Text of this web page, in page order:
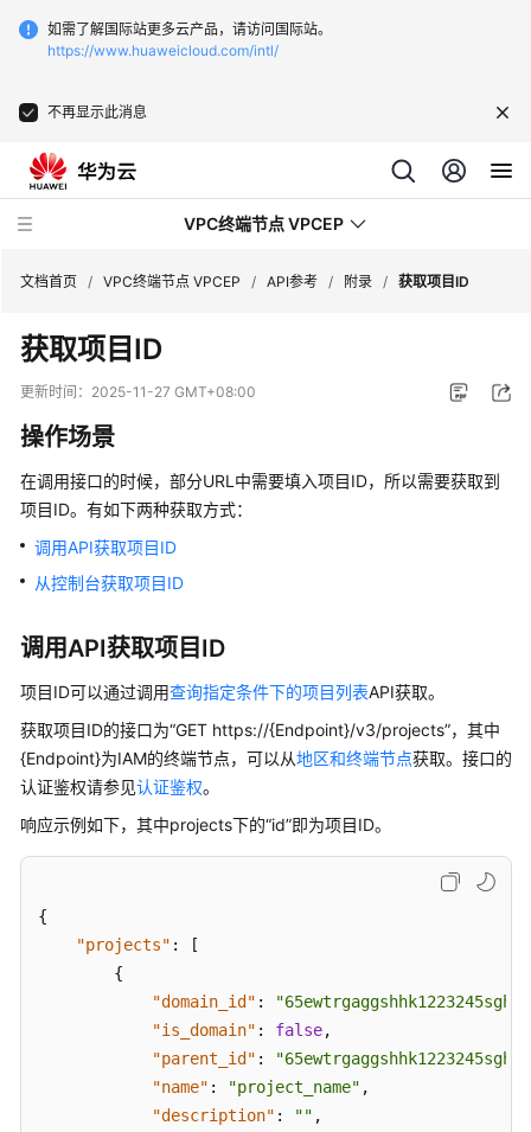
如需了解国际站更多云产品，请访问国际站。
https://www.huaweicloud.com/intl/
不再显示此消息
VPC终端节点 VPCEP
最
新
态
产
品
介
费
明
快
速
门
户
文档首页 / VPC终端节点 VPCEP / API参考 / 附录 / 获取项目ID
获取项目ID
更新时间： 2025-11-27 GMT+08:00
操作场景
在调用接口的时候，部分URL中需要填入项目ID，所以需要获取到
项目ID。有如下两种获取方式：
调用API获取项目ID
从控制台获取项目ID
调用API获取项目ID
项目ID可以通过调用查询指定条件下的项目列表API获取。
获取项目ID的接口为“GET https://{Endpoint}/v3/projects”，其中
{Endpoint}为IAM的终端节点，可以从地区和终端节点获取。接口的
认证鉴权请参见认证鉴权。
响应示例如下，其中projects下的“id”即为项目ID。
{
"projects" :
[
{
"domain_id" :
"is_domain" : false,
"parent_id" :
"name" : "project_name" ,
"description" : "" ,